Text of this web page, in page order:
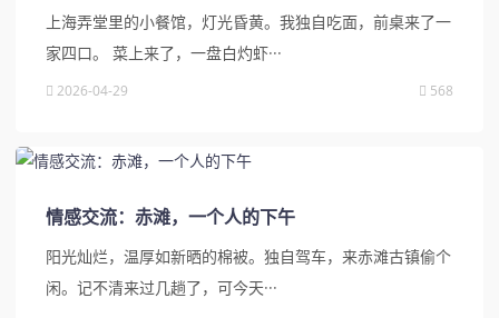
上海弄堂里的小餐馆，灯光昏黄。我独自吃面，前桌来了一
家四口。 菜上来了，一盘白灼虾···
2026-04-29 568
情感交流：赤滩，一个人的下午
阳光灿烂，温厚如新晒的棉被。独自驾车，来赤滩古镇偷个
闲。记不清来过几趟了，可今天···